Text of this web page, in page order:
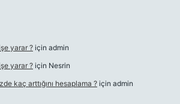
yarar ? için admin
yarar ? için Nesrin
kaç arttığını hesaplama ? için admin